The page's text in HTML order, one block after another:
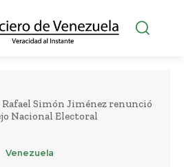
Rafael Simón Jiménez renunció
Nacional Electoral
Venezuela